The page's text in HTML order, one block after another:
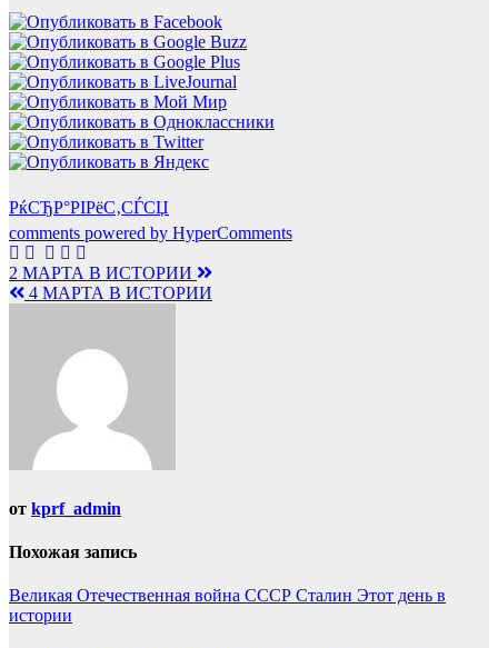
РќСЂР°РІРёС‚СЃСЏ
comments powered by HyperComments
Навигация
по
2 МАРТА В ИСТОРИИ
4 МАРТА В ИСТОРИИ
от kprf_admin
Похожая запись
Великая Отечественная война СССР Сталин Этот день в
истории